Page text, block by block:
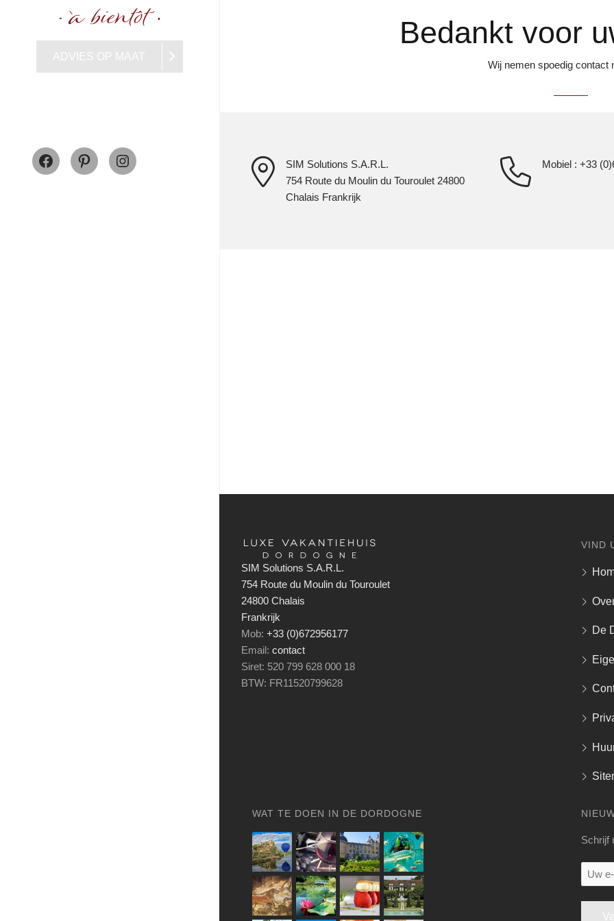
ADVIES OP MAAT
Facebook
PinterestInstagram
Bedankt voor
Wij nemen spoedig contact
SIM Solutions S.A.R.L.
754 Route du Moulin du Touroulet 24800
Chalais Frankrijk
Mobiel : +33
SIM Solutions S.A.R.L.
754 Route du Moulin du Touroulet
24800 Chalais
Frankrijk
Mob: +33 (0)672956177
Email: contact
Siret: 520 799 628 000 18
BTW: FR11520799628
VIND
De
WAT TE DOEN IN DE DORDOGNE
Schrijf
Uw
e-
mail